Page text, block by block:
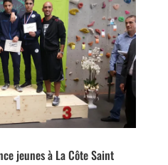
jeunes à La Côte Saint